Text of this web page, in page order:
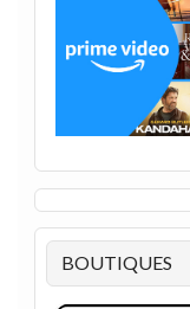
BOUTIQUES